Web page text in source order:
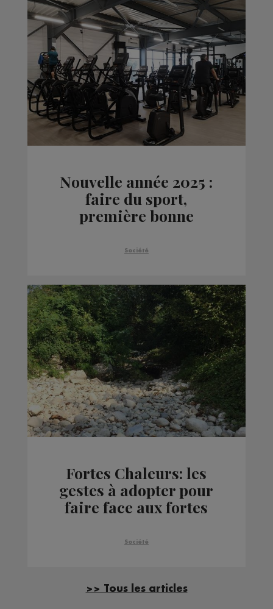
Nouvelle année 2025 :
faire du sport,
première bonne
Savoyards
Société
Fortes Chaleurs: les
gestes à adopter pour
faire face aux fortes
Société
>> Tous les articles